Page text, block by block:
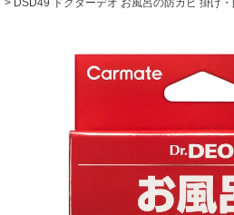
DSD49 ドクターデオ お風呂の防カビ 掛け